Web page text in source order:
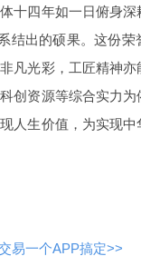
十四年如一日俯身
结出的硕果。这份
凡光彩，工匠精神
创资源等综合实力
人生价值，为实现
易一个APP搞定>>